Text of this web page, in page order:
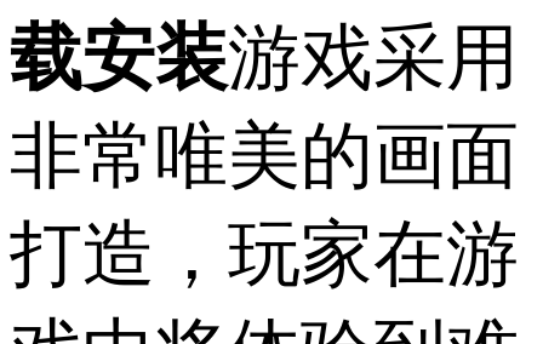
载安装游戏采用
非常唯美的画面
打造，玩家在游